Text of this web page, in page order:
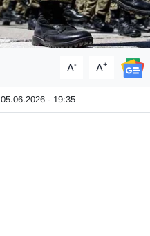
A- A+
05.06.2026 - 19:35